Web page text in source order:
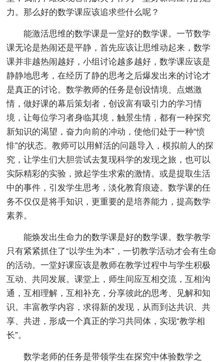
力。那么好的数学课应该追求些什么呢？
能激活思维的数学课是一堂好的数学课。一节数学
课无论是热闹还是平静，首先应该让思维动起来，数学
课并非越热闹越好，小组讨论越多越好，数学课应该是
静静地思考，在经历了静的思考之后爆发出来的讨论才
是真正的讨论。数学教师的任务是创设情境、点燃激
情，做好课的幕后策划者，创设富有吸引力的学习情
境，让每位学习者身临其境，触景生情，都有一种探究
新知识的渴望，奋力向前的冲动，使他们处于一种“愤
悱”的状态。教师可以用鲜活的问题导入，模拟前人的探
究，让学生们大胆尝试去复现科学的发现之旅，也可以
实际精彩的实验，掀起学生求索的激情。或是提取生活
中的事件，引发学生思考，淡化教育痕迹。数学课的任
务不仅仅是将手知识，更重要的是培养能力，提高数学
素养。
能焕发出生命力的数学课是好的数学课。数学教学
只有紧紧抓住了“以学生为本”，一切教学活动才会有生命
的活动。一堂好课应该是教师在教学过程中与学生积极
互动、共同发展。课堂上，师生间应互相交流，互相沟
通，互相理解，互相补充，分享彼此的思考、见解和知
识。丰富教学内容，求得新的发现，从而到达共识、共
享、共进，形成一个真正的学习共同体，实现“教学相
长”。
数学老师的任务是带领学生在探究中体验数学之